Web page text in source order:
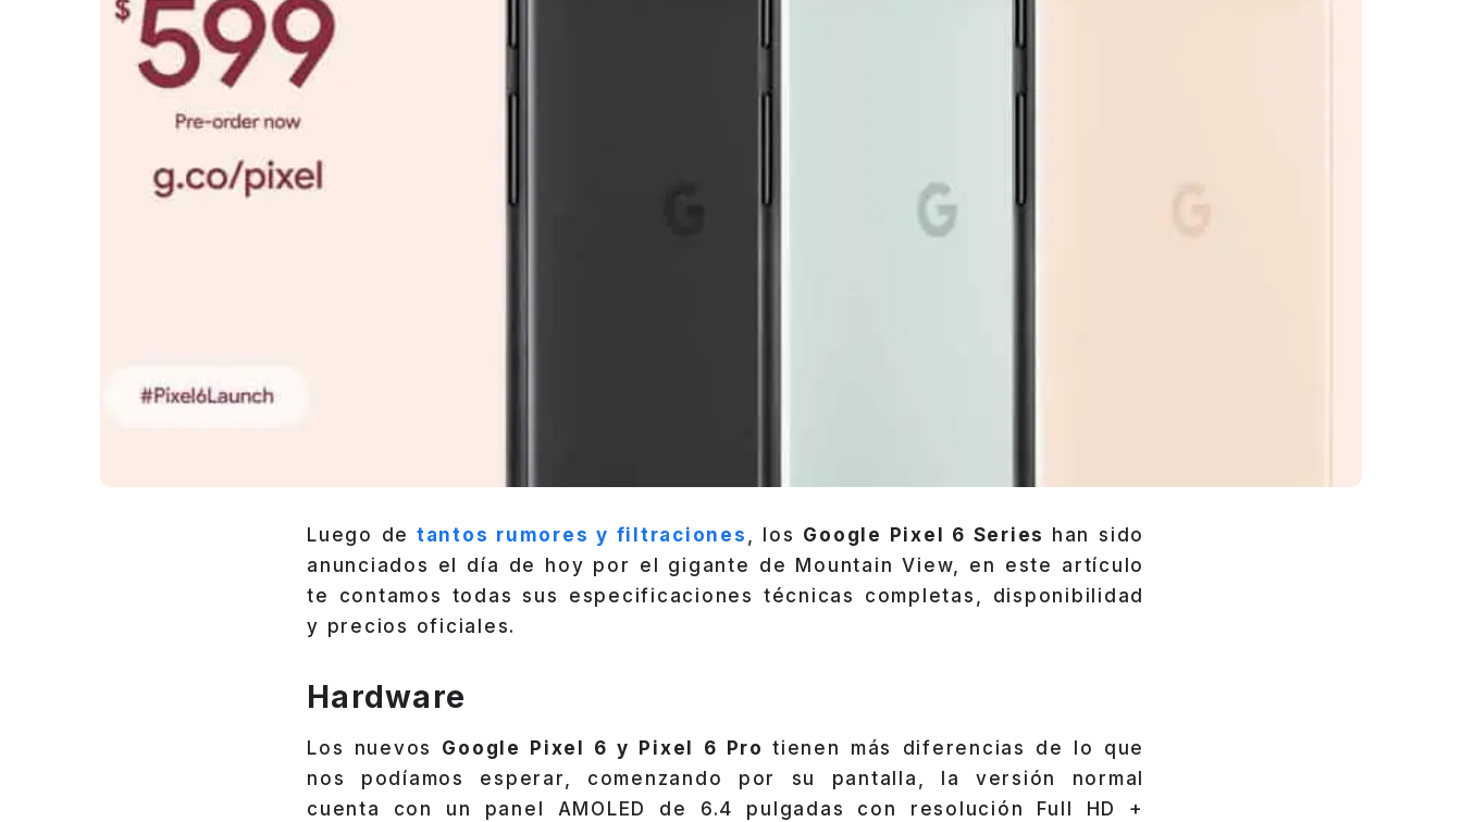
Luego de tantos rumores y filtraciones , los Google Pixel 6 Series han sido
anunciados el día de hoy por el gigante de Mountain View, en este artículo
te contamos todas sus especificaciones técnicas completas, disponibilidad
y precios oficiales.
Hardware
Los nuevos Google Pixel 6 y Pixel 6 Protienen más diferencias de lo que
nos podíamos esperar, comenzando por su pantalla, la versión normal
cuenta con un panel AMOLED de 6.4 pulgadas con resolución Full HD +